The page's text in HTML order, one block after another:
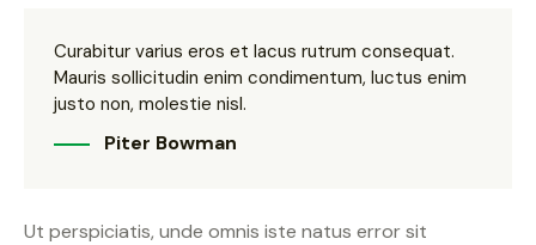
Curabitur varius eros et lacus rutrum consequat.
Mauris sollicitudin enim condimentum, luctus enim
justo non, molestie nisl.
Piter Bowman
Ut perspiciatis, unde omnis iste natus error sit